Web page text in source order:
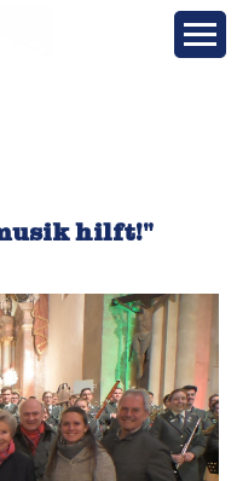
hilft!"